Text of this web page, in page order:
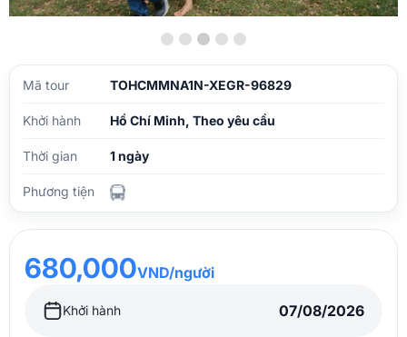
Mã tour TOHCMMNA1N-XEGR-96829
Khởi hành Hồ Chí Minh, Theo yêu cầu
Thời gian 1 ngày
Phương tiện
680,000VND/người
Khởi hành